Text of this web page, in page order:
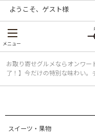
ようこそ、 ゲスト様
メニュー
お取り寄せグルメならオンワー
了！】今だけの特別な味わい。
スイーツ・果物